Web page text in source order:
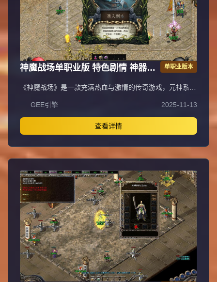
神魔战场单职业版 特色剧情 神器专
属 翎风引擎传奇服务端
单职业版本
《神魔战场》是一款充满热血与激情的传奇游戏，元神系统
逆袭高富帅的快捷之路。游戏包含元神系统（青龙、白虎、
朱雀、玄武元神，满级120级，玄武元神可学阴阳召唤召唤
同步属性宝宝，材料靠打怪大量爆出自动食用）、人物神力
·坐骑系统（满级坐骑倍攻+20%、爆率+40%、伤害+20%，
9级带传送，灵魂宝石与元宝靠打怪）、强力元素·称号系统
以及泰亚史诗特色玩法（幸运最高12激活刀刀最高攻击，武
器准确+30，前100级经验卷打怪，后120级埋没之城副本，
青铜赞助以上可紫装鉴定）。长期玩法耐玩，助玩家在神魔
战场脱颖而出。
GEE引擎 2025-11-13
查看详情